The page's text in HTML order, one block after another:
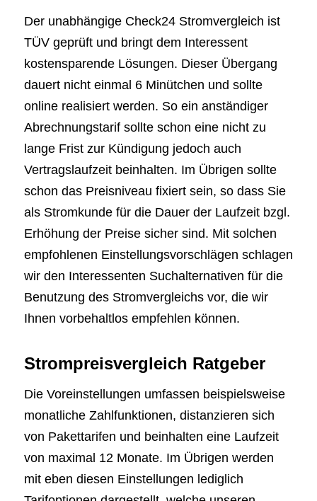
Der unabhängige Check24 Stromvergleich ist
TÜV geprüft und bringt dem Interessent
kostensparende Lösungen. Dieser Übergang
dauert nicht einmal 6 Minütchen und sollte
online realisiert werden. So ein anständiger
Abrechnungstarif sollte schon eine nicht zu
lange Frist zur Kündigung jedoch auch
Vertragslaufzeit beinhalten. Im Übrigen sollte
schon das Preisniveau fixiert sein, so dass Sie
als Stromkunde für die Dauer der Laufzeit bzgl.
Erhöhung der Preise sicher sind. Mit solchen
empfohlenen Einstellungsvorschlägen schlagen
wir den Interessenten Suchalternativen für die
Benutzung des Stromvergleichs vor, die wir
Ihnen vorbehaltlos empfehlen können.
Strompreisvergleich Ratgeber
Die Voreinstellungen umfassen beispielsweise
monatliche Zahlfunktionen, distanzieren sich
von Pakettarifen und beinhalten eine Laufzeit
von maximal 12 Monate. Im Übrigen werden
mit eben diesen Einstellungen lediglich